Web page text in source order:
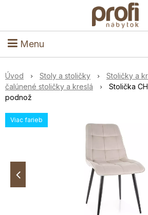
Menu
Kuchyňa a jedáleň
Úvod Stoly a stoličky Stoličky a
čalúnené stoličky a kreslá
Stolička
podnož
Viac farieb